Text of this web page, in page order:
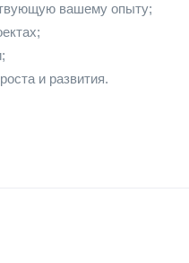
вашему опыту;
и развития.